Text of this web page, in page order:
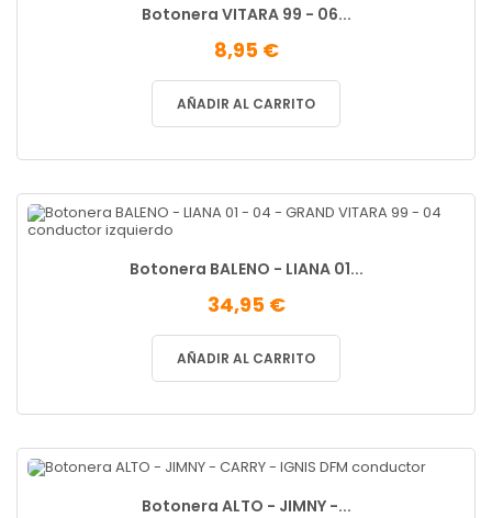
Botonera VITARA 99 - 06...
8,95 €
AÑADIR AL CARRITO
Botonera BALENO - LIANA 01...
34,95 €
AÑADIR AL CARRITO
Botonera ALTO - JIMNY -...